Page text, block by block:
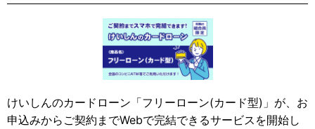
けいしんのカードローン「フリーローン(カード型)」が、お
申込みからご契約までWebで完結できるサービスを開始し